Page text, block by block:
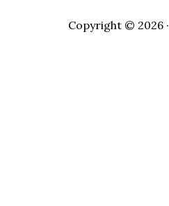
Copyright © 2026 ·